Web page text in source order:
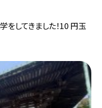
をしてきました！10 円玉